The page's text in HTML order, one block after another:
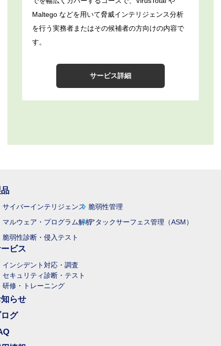
Maltego などを用いて脅威インテリジェンス分析
を行う実務者またはその候補者の方向けの内容で
す。
サービス詳細
サイバーインテリジェンス
マルウェア・プログラム解析
脆弱性診断・侵入テスト
脆弱性管理
アタックサーフェス管理（ASM）
ビス
インシデント対応・調査
セキュリティ診断・テスト
研修・トレーニング
らせ
グ